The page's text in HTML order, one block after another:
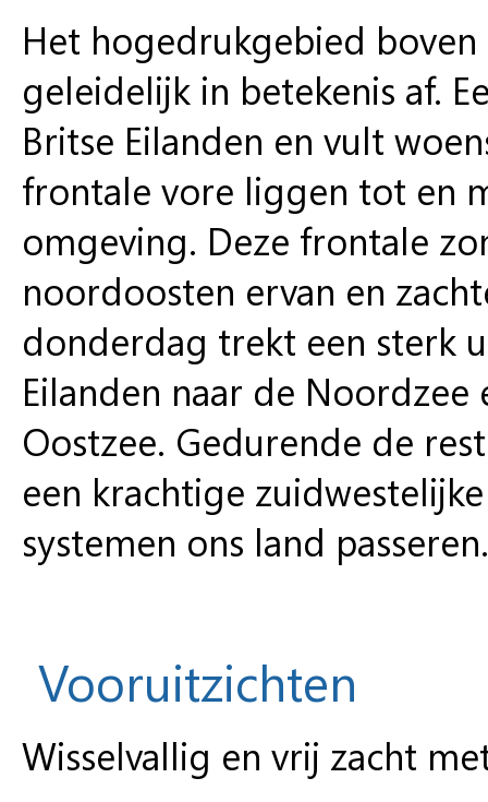
Het hogedrukgebied
geleidelijk in betekenis af.
Britse Eilanden en vult
frontale vore liggen tot en
omgeving. Deze frontale
noordoosten ervan en
donderdag trekt een sterk
Eilanden naar de
Oostzee. Gedurende de
een krachtige
systemen ons land passeren.
Vooruitzichten
Wisselvallig en vrij zacht